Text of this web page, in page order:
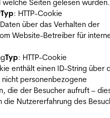
Seiten gelesen wurden.
Typ: HTTP-Cookie
über das Verhalten der
Website-Betreiber für
Typ: HTTP-Cookie
enthält einen ID-String über
personenbezogene
die der Besucher aufruft –
Nutzererfahrung des